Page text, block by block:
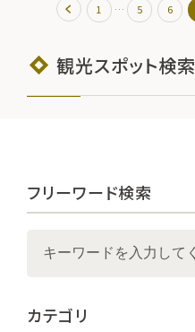
1 … 5 6
観光スポット検索
フリーワード検索
カテゴリ